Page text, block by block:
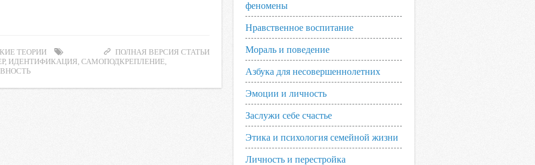
ПОЛНАЯ ВЕРСИЯ СТАТЬИ
ТЕОРИИ
, ИДЕНТИФИКАЦИЯ, САМОПОДКРЕПЛЕНИЕ,
феномены
Нравственное воспитание
Мораль и поведение
Азбука для несовершеннолетних
Эмоции и личность
Заслужи себе счастье
Этика и психология семейной жизни
Личность и перестройка